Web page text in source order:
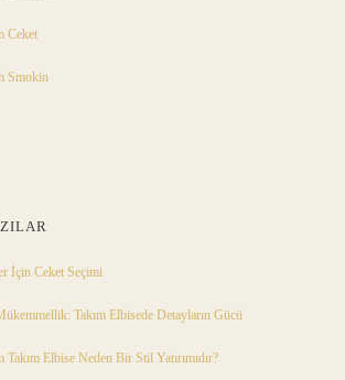
Ceket
Smokin
İçin Ceket Seçimi
Takım Elbisede Detayların Gücü
Elbise Neden Bir Stil Yatırımıdır?